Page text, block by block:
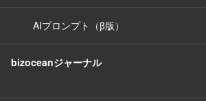
AIプロンプト（β版）
bizoceanジャーナル